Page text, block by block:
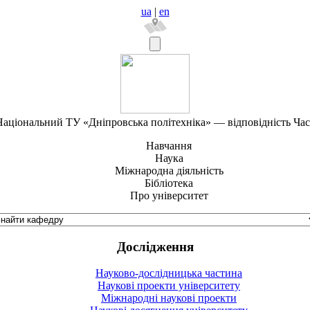
ua | en
ТУ «Дніпровська політехніка» — відповідність
Навчання
Наука
Міжнародна діяльність
Бібліотека
Про університет
Дослідження
Науково-дослідницька частина
Наукові проекти університету
Міжнародні наукові проекти